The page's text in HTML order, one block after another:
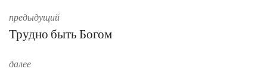
предыдущий
Трудно быть Богом
далее